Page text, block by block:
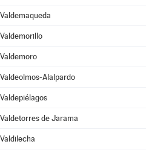
Valdemaqueda
Valdemorillo
Valdemoro
Valdeolmos-Alalpardo
Valdepiélagos
Valdetorres de Jarama
Valdilecha